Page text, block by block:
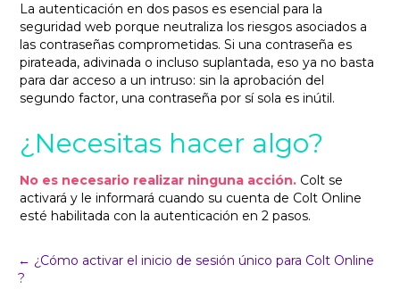
La autenticación en dos pasos es esencial para la
seguridad web porque neutraliza los riesgos asociados a
las contraseñas comprometidas. Si una contraseña es
pirateada, adivinada o incluso suplantada, eso ya no basta
para dar acceso a un intruso: sin la aprobación del
segundo factor, una contraseña por sí sola es inútil.
¿Necesitas hacer algo?
No es necesario realizar ninguna acción. Colt se
activará y le informará cuando su cuenta de Colt Online
esté habilitada con la autenticación en 2 pasos.
Navegación
← ¿Cómo activar el inicio de sesión único para Colt Online
?